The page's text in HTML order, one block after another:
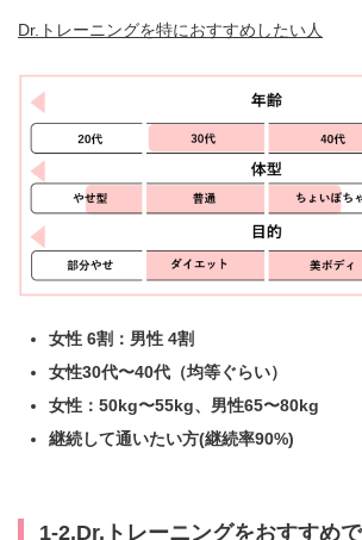
Dr.トレーニングを特におすすめしたい人
女性 6割：男性 4割
女性30代〜40代（均等ぐらい）
女性：50kg〜55kg、男性65〜80kg
継続して通いたい方(継続率90%)
1-2.Dr.トレーニングをおすすめ